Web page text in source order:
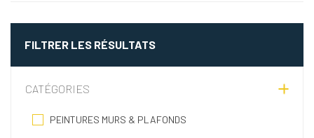
FILTRER LES RÉSULTATS
CATÉGORIES
PEINTURES MURS & PLAFONDS